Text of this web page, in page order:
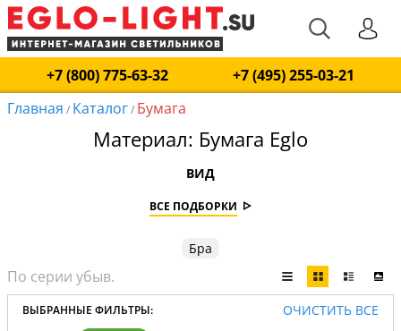
+7 (800) 775-63-32
+7 (495) 255-03-21
Главная / Каталог/ Бумага
Материал: Бумага Eglo
ВИД
ВСЕ ПОДБОРКИ
Бра
ВЫБРАННЫЕ ФИЛЬТРЫ: ОЧИСТИТЬ ВСЕ